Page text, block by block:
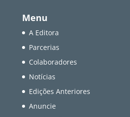
Menu
A Editora
Parcerias
Colaboradores
Notícias
Edições Anteriores
Anuncie